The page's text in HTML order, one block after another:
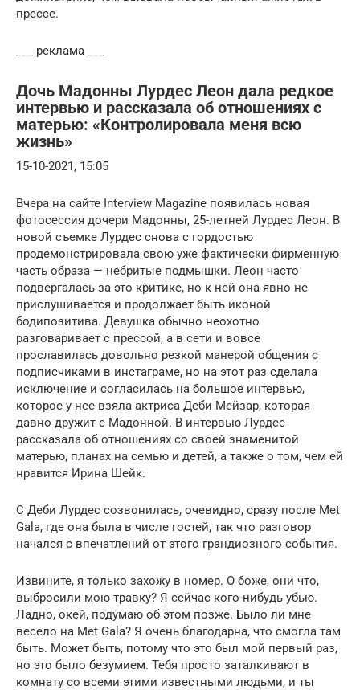
прессе.
___ реклама ___
Дочь Мадонны Лурдес Леон дала редкое
интервью и рассказала об отношениях с
матерью: «Контролировала меня всю
жизнь»
15-10-2021, 15:05
Вчера на сайте Interview Magazine появилась новая
фотосессия дочери Мадонны, 25-летней Лурдес Леон. В
новой съемке Лурдес снова с гордостью
продемонстрировала свою уже фактически фирменную
часть образа — небритые подмышки. Леон часто
подвергалась за это критике, но к ней она явно не
прислушивается и продолжает быть иконой
бодипозитива. Девушка обычно неохотно
разговаривает с прессой, а в сети и вовсе
прославилась довольно резкой манерой общения с
подписчиками в инстаграме, но на этот раз сделала
исключение и согласилась на большое интервью,
которое у нее взяла актриса Деби Мейзар, которая
давно дружит с Мадонной. В интервью Лурдес
рассказала об отношениях со своей знаменитой
матерью, планах на семью и детей, а также о том, чем ей
нравится Ирина Шейк.
С Деби Лурдес созвонилась, очевидно, сразу после Met
Gala, где она была в числе гостей, так что разговор
начался с впечатлений от этого грандиозного события.
Извините, я только захожу в номер. О боже, они что,
выбросили мою травку? Я сейчас кого-нибудь убью.
Ладно, окей, подумаю об этом позже. Было ли мне
весело на Met Gala? Я очень благодарна, что смогла там
быть. Может быть, потому что это был мой первый раз,
но это было безумием. Тебя просто заталкивают в
комнату со всеми этими известными людьми, и ты